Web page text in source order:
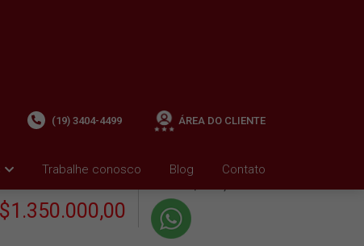
Trabalhe conosco Blog Contato
(19) 3404-4499 ÁREA DO CLIENTE
+ Condomínio R$0,00